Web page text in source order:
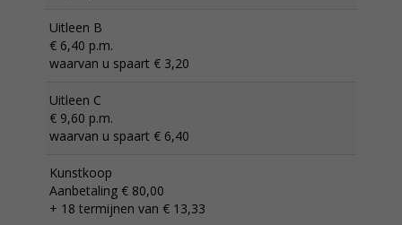
Uitleen B
€ 6,40 p.m.
waarvan u spaart € 3,20
Uitleen C
€ 9,60 p.m.
waarvan u spaart € 6,40
Kunstkoop
Aanbetaling € 80,00
+ 18 termijnen van € 13,33